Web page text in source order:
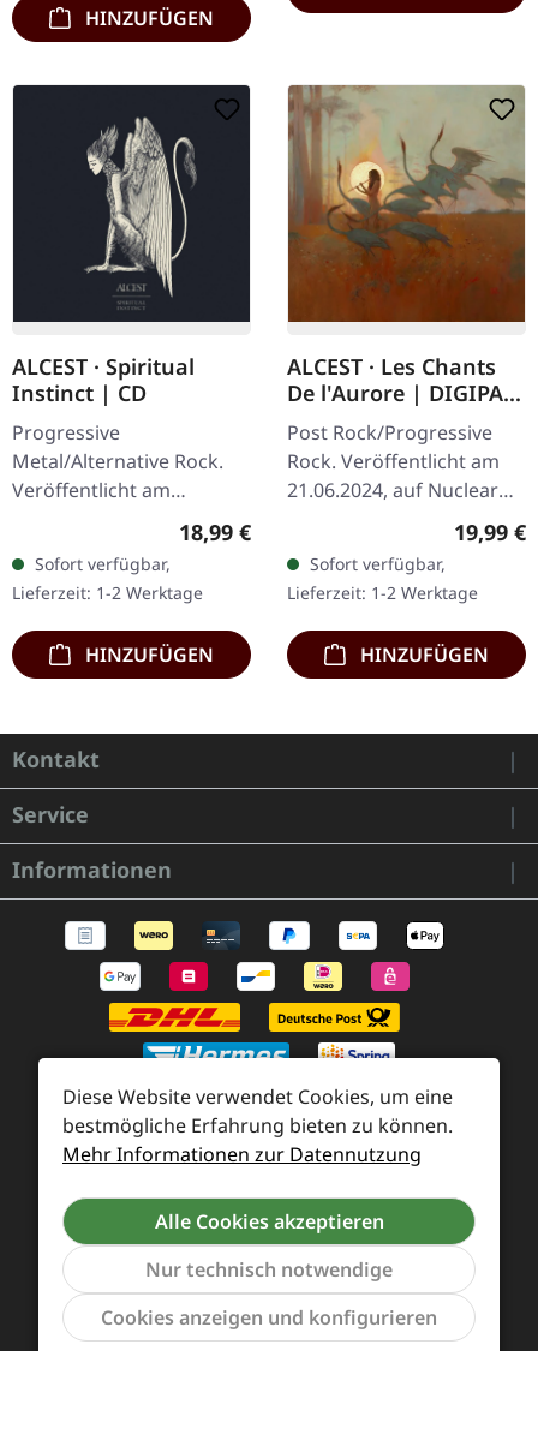
HINZUFÜGEN
ALCEST · Spiritual
Instinct | CD
Progressive
Metal/Alternative Rock.
Veröffentlicht am
25.10.2019, auf Nuclear
Blast Records. CD im
Jewelcase. Die
französischen Visionäre
Alcest…
Regulärer Preis:
18,99 €
Sofort verfügbar,
Lieferzeit: 1-2 Werktage
HINZUFÜGEN
ALCEST · Les Chants
De l'Aurore | DIGIPAK
CD
Post Rock/Progressive
Rock. Veröffentlicht am
21.06.2024, auf Nuclear
Blast Records. CD im
Pioniere des Blackgaze
und des…
19,99 €
Sofort verfügbar,
Lieferzeit: 1-2 Werktage
HINZUFÜGEN
Kontakt
Service
Informationen
Zahlung und Versand
Widerrufsrecht und Rücksendung
Kontakt
Händleranfragen
Cookie-Voreinstellungen
Alle Preise inkl. gesetzl. Mehrwertsteuer zzgl.
Diese Website verwendet Cookies, um eine
bestmögliche Erfahrung bieten zu können.
Mehr Informationen zur Datennutzung
Alle Cookies akzeptieren
Nur technisch notwendige
Cookies anzeigen und konfigurieren